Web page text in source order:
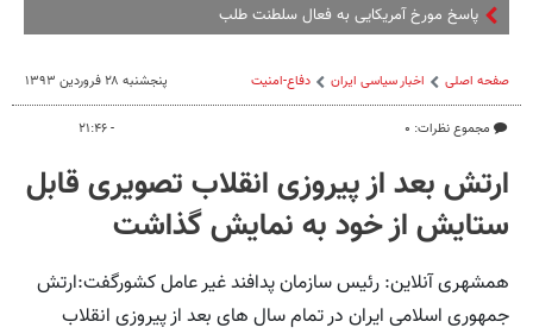
پاسخ مورخ آمریکایی به فعال سلطنت طلب
صفحه اصلی اخبار سیاسی ایران دفاع-امنیت
مجموع نظرات: ۰
پنجشنبه ۲۸ فروردین ۱۳۹۳
- ۲۱:۴۶
ارتش بعد از پیروزی انقلاب تصویری قابل
ستایش از خود به نمایش گذاشت
همشهری آنلاین: رئیس سازمان پدافند غیر عامل کشورگفت:ارتش
جمهوری اسلامی ایران در تمام سال های بعد از پیروزی انقلاب